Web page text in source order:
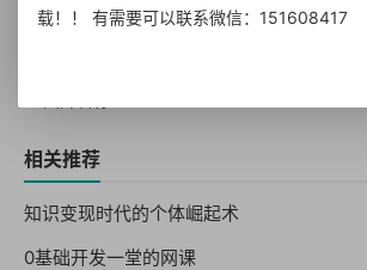
网课二：知识付费高转化模式
知识变现时
相关推荐
知识变现时代的个体崛起术
0基础开发一堂的网课
载！！ 有需要可以联系微信：151608417